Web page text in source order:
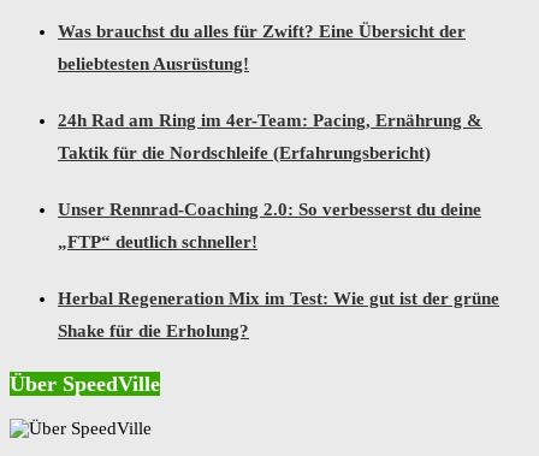
Was brauchst du alles für Zwift? Eine Übersicht der
beliebtesten Ausrüstung!
24h Rad am Ring im 4er-Team: Pacing, Ernährung &
Taktik für die Nordschleife (Erfahrungsbericht)
Unser Rennrad-Coaching 2.0: So verbesserst du deine
„FTP“ deutlich schneller!
Herbal Regeneration Mix im Test: Wie gut ist der grüne
Shake für die Erholung?
Über SpeedVille